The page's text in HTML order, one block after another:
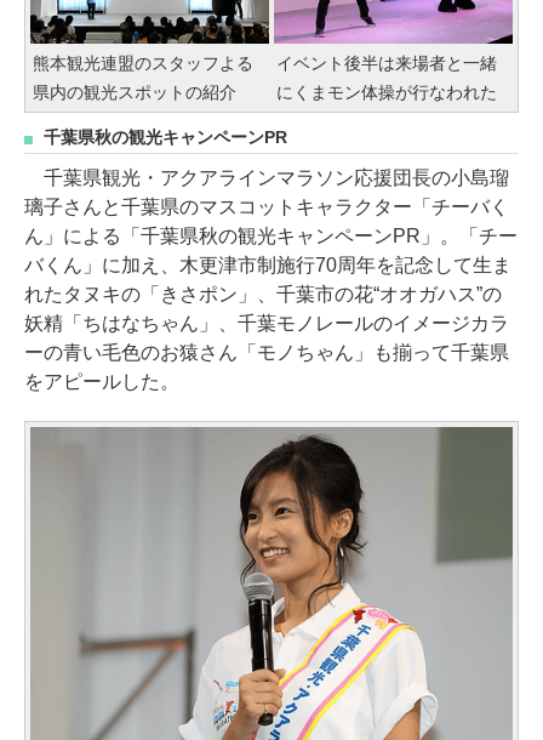
熊本観光連盟のスタッフよる
県内の観光スポットの紹介
イベント後半は来場者と一緒
にくまモン体操が行なわれた
千葉県秋の観光キャンペーンPR
千葉県観光・アクアラインマラソン応援団長の小島瑠
璃子さんと千葉県のマスコットキャラクター「チーバく
ん」による「千葉県秋の観光キャンペーンPR」。「チー
バくん」に加え、木更津市制施行70周年を記念して生ま
れたタヌキの「きさポン」、千葉市の花“オオガハス”の
妖精「ちはなちゃん」、千葉モノレールのイメージカラ
ーの青い毛色のお猿さん「モノちゃん」も揃って千葉県
をアピールした。